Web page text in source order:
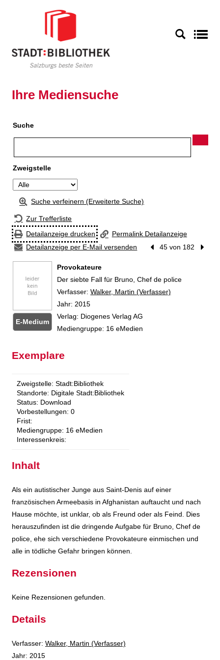
Ihre Mediensuche
Suche
Zweigstelle
Suche verfeinern (Erweiterte Suche)
Zur Trefferliste
Detailanzeige drucken
Permalink Detailanzeige
Detailanzeige per E-Mail versenden
Vorheriger Treffer
45 von 182
E-Medium
Provokateure
Der siebte Fall für Bruno, Chef de police
Verfasser: Suche nach diesem Verfasser
Walker, Martin (Verfasser)
Jahr: 2015
Verlag: Diogenes Verlag AG
Mediengruppe: 16 eMedien
Exemplare
Zweigstelle: Stadt:Bibliothek
Standorte: Digitale Stadt:Bibliothek
Status: Download
Vorbestellungen: 0
Frist:
Mediengruppe: 16 eMedien
Interessenkreis:
Inhalt
Als ein autistischer Junge aus Saint-Denis auf einer
französischen Armeebasis in Afghanistan auftaucht und nach
Hause möchte, ist unklar, ob als Freund oder als Feind. Dies
herauszufinden ist die dringende Aufgabe für Bruno, Chef de
police, ehe sich verschiedene Provokateure einmischen und
alle in tödliche Gefahr bringen können.
Rezensionen
Keine Rezensionen gefunden.
Details
Verfasser: Suche nach diesem Verfasser
Walker, Martin (Verfasser)
Jahr: 2015